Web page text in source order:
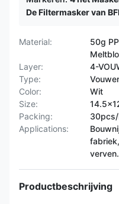
De Filtermasker van
Material:
50g
Layer:
4-
Type:
Color:
Wit
Size:
Packing:
Applications:
verven.
Productbeschrijving